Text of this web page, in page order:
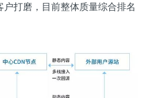
打磨，目前整体质量综合排名